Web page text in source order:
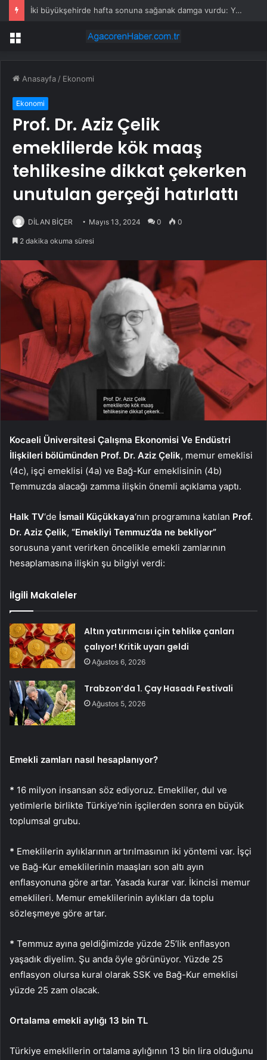
İki büyükşehirde hafta sonuna sağanak damga vurdu: Yollar kapandı, araçlar mahsur kaldı
Menü
Anasayfa / Ekonomi
Ekonomi
Prof. Dr. Aziz Çelik
emeklilerde kök maaş
tehlikesine dikkat çekerken
unutulan gerçeği hatırlattı
DİLAN BİÇER Mayıs 13, 2024 0 0
2 dakika okuma süresi
Kocaeli Üniversitesi Çalışma Ekonomisi Ve Endüstri
İlişkileri bölümünden Prof. Dr. Aziz Çelik, memur emeklisi
(4c), işçi emeklisi (4a) ve Bağ-Kur emeklisinin (4b)
Temmuzda alacağı zamma ilişkin önemli açıklama yaptı.
Halk TV‘de İsmail Küçükkaya‘nın programına katılan Prof.
Dr. Aziz Çelik, “Emekliyi Temmuz’da ne bekliyor”
sorusuna yanıt verirken öncelikle emekli zamlarının
hesaplamasına ilişkin şu bilgiyi verdi:
İlgili Makaleler
Altın yatırımcısı için tehlike çanları
çalıyor! Kritik uyarı geldi
Ağustos 6, 2026
Trabzon’da 1. Çay Hasadı Festivali
Ağustos 5, 2026
Emekli zamları nasıl hesaplanıyor?
* 16 milyon insansan söz ediyoruz. Emekliler, dul ve
yetimlerle birlikte Türkiye’nin işçilerden sonra en büyük
toplumsal grubu.
* Emeklilerin aylıklarının artırılmasının iki yöntemi var. İşçi
ve Bağ-Kur emeklilerinin maaşları son altı ayın
enflasyonuna göre artar. Yasada kurar var. İkincisi memur
emeklileri. Memur emeklilerinin aylıkları da toplu
sözleşmeye göre artar.
* Temmuz ayına geldiğimizde yüzde 25’lik enflasyon
yaşadık diyelim. Şu anda öyle görünüyor. Yüzde 25
enflasyon olursa kural olarak SSK ve Bağ-Kur emeklisi
yüzde 25 zam olacak.
Ortalama emekli aylığı 13 bin TL
Türkiye emeklilerin ortalama aylığının 13 bin lira olduğunu